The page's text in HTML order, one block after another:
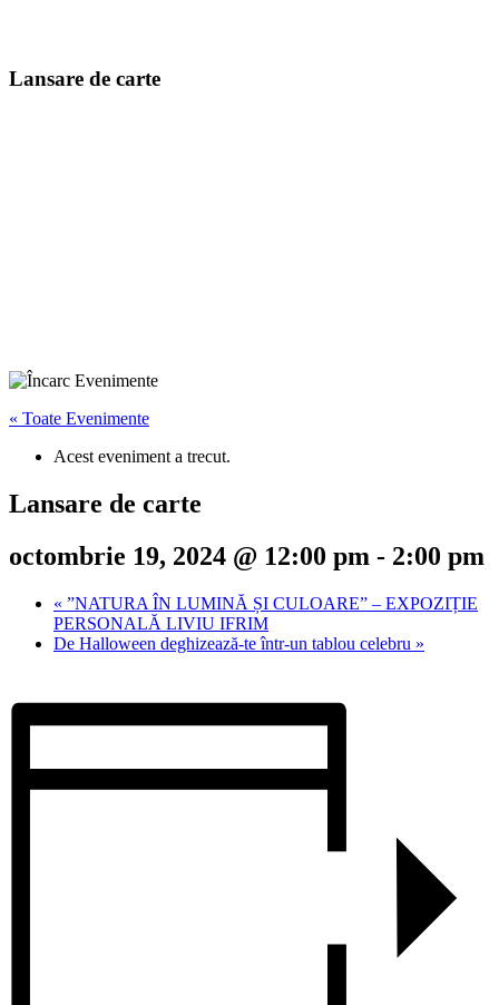
Lansare de carte
« Toate Evenimente
Acest eveniment a trecut.
Lansare de carte
octombrie 19, 2024 @ 12:00 pm - 2:00 pm
« ”NATURA ÎN LUMINĂ ȘI CULOARE” – EXPOZIȚIE
PERSONALĂ LIVIU IFRIM
De Halloween deghizează-te într-un tablou celebru »